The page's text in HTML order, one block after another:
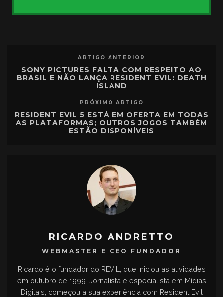
ARTIGO ANTERIOR
SONY PICTURES FALTA COM RESPEITO AO
BRASIL E NÃO LANÇA RESIDENT EVIL: DEATH
ISLAND
PRÓXIMO ARTIGO
RESIDENT EVIL 5 ESTÁ EM OFERTA EM TODAS
AS PLATAFORMAS; OUTROS JOGOS TAMBÉM
ESTÃO DISPONÍVEIS
RICARDO ANDRETTO
WEBMASTER E CEO FUNDADOR
Ricardo é o fundador do REVIL, que iniciou as atividades
em outubro de 1999. Jornalista e especialista em Mídias
Digitais, começou a sua experiência com Resident Evil